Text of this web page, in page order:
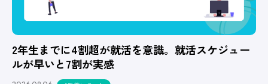
2年生までに4割超が就活を意識。就活スケジュー
ルが早いと7割が実感